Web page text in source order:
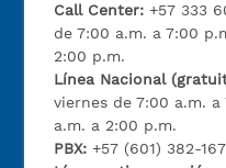
Call Center:+57 333
de 7:00 a.m. a 7:00
2:00 p.m.
Línea Nacional
viernes de 7:00 a.m.
a.m. a 2:00 p.m.
PBX:+57 (601) 382-